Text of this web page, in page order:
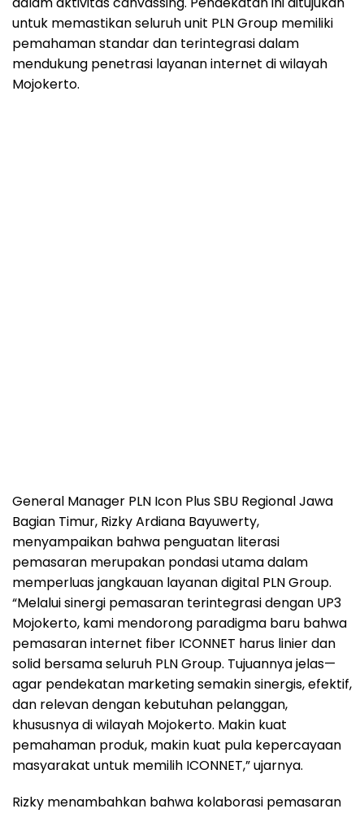
untuk memastikan seluruh unit PLN Group memiliki
pemahaman standar dan terintegrasi dalam
mendukung penetrasi layanan internet di wilayah
Mojokerto.
General Manager PLN Icon Plus SBU Regional Jawa
Bagian Timur, Rizky Ardiana Bayuwerty,
menyampaikan bahwa penguatan literasi
pemasaran merupakan pondasi utama dalam
memperluas jangkauan layanan digital PLN Group.
“Melalui sinergi pemasaran terintegrasi dengan UP3
Mojokerto, kami mendorong paradigma baru bahwa
pemasaran internet fiber ICONNET harus linier dan
solid bersama seluruh PLN Group. Tujuannya jelas—
agar pendekatan marketing semakin sinergis, efektif,
dan relevan dengan kebutuhan pelanggan,
khususnya di wilayah Mojokerto. Makin kuat
pemahaman produk, makin kuat pula kepercayaan
masyarakat untuk memilih ICONNET,” ujarnya.
Rizky menambahkan bahwa kolaborasi pemasaran